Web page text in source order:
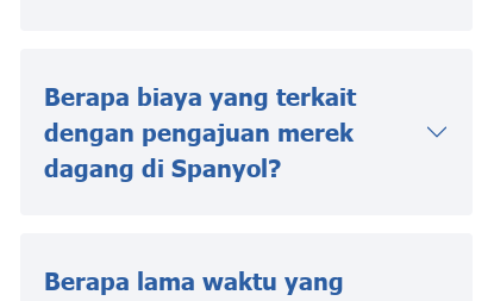
Berapa biaya yang terkait
dengan pengajuan merek
dagang di Spanyol?
Berapa lama waktu yang